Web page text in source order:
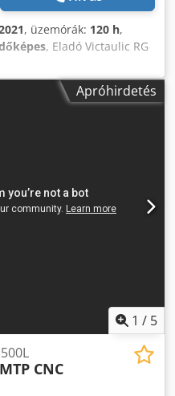
, üzemórák: 120 h,
, Eladó Victaulic RG
formázásához D60,3 –
csőegységek gyártási
horonymaró szerszám
Apróhirdetés
1 / 5
MTP CNC